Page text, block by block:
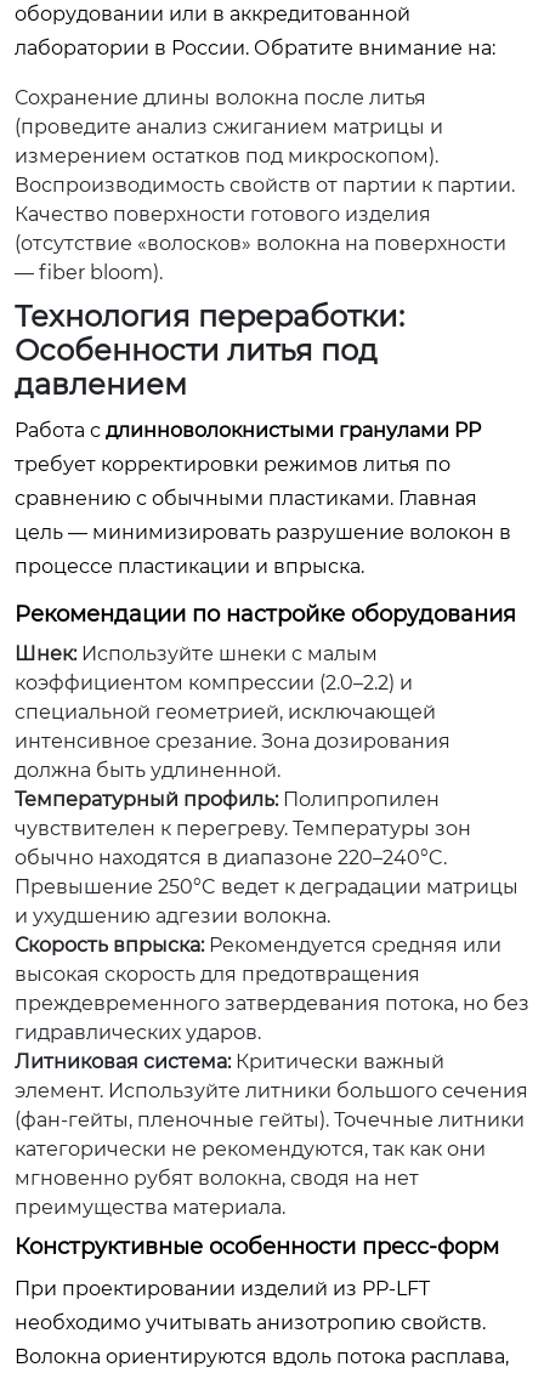
оборудовании или в аккредитованной
лаборатории в России. Обратите внимание на:
Сохранение длины волокна после литья
(проведите анализ сжиганием матрицы и
измерением остатков под микроскопом).
Воспроизводимость свойств от партии к партии.
Качество поверхности готового изделия
(отсутствие «волосков» волокна на поверхности
— fiber bloom).
Технология переработки:
Особенности литья под
давлением
Работа с длинноволокнистыми гранулами PP
требует корректировки режимов литья по
сравнению с обычными пластиками. Главная
цель — минимизировать разрушение волокон в
процессе пластикации и впрыска.
Рекомендации по настройке оборудования
Шнек:Используйте шнеки с малым
коэффициентом компрессии (2.0–2.2) и
специальной геометрией, исключающей
интенсивное срезание. Зона дозирования
должна быть удлиненной.
Температурный профиль:Полипропилен
чувствителен к перегреву. Температуры зон
обычно находятся в диапазоне 220–240°C.
Превышение 250°C ведет к деградации матрицы
и ухудшению адгезии волокна.
Скорость впрыска:Рекомендуется средняя или
высокая скорость для предотвращения
преждевременного затвердевания потока, но без
гидравлических ударов.
Литниковая система:Критически важный
элемент. Используйте литники большого сечения
(фан-гейты, пленочные гейты). Точечные литники
категорически не рекомендуются, так как они
мгновенно рубят волокна, сводя на нет
преимущества материала.
Конструктивные особенности пресс-форм
При проектировании изделий из PP-LFT
необходимо учитывать анизотропию свойств.
Волокна ориентируются вдоль потока расплава,